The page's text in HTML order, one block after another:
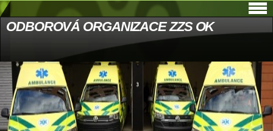
ODBOROVÁ ORGANIZACE ZZS OK